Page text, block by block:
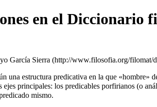
en el Diccionario
García Sierra
una estructura predicativa en la que
principales: los predicables porfirianos (o
mismo.